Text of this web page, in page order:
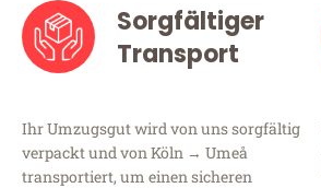
Sorgfältiger
Transport
Ihr Umzugsgut wird von uns sorgfältig
verpackt und von Köln → Umeå
transportiert, um einen sicheren